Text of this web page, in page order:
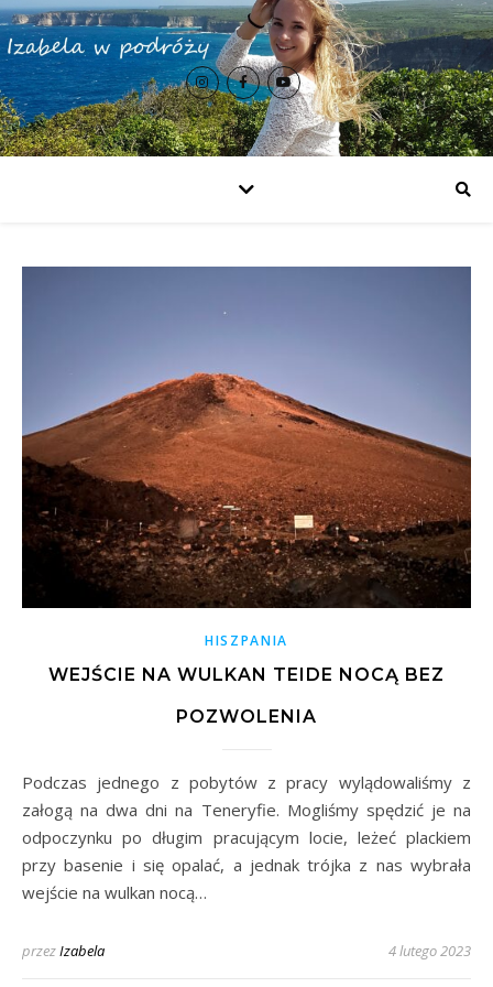
HISZPANIA
WEJŚCIE NA WULKAN TEIDE NOCĄ BEZ
POZWOLENIA
Podczas jednego z pobytów z pracy wylądowaliśmy z
załogą na dwa dni na Teneryfie. Mogliśmy spędzić je na
odpoczynku po długim pracującym locie, leżeć plackiem
przy basenie i się opalać, a jednak trójka z nas wybrała
wejście na wulkan nocą…
przezIzabela 4 lutego 2023